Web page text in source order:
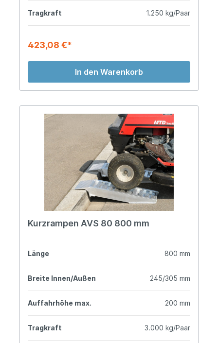
Tragkraft 1.250 kg/Paar
423,08 €*
In den Warenkorb
Kurzrampen AVS 80 800 mm
Länge 800 mm
Breite Innen/Außen 245/305 mm
Auffahrhöhe max. 200 mm
Tragkraft 3.000 kg/Paar